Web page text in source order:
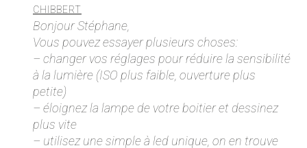
CHIBBERT
Bonjour Stéphane,
Vous pouvez essayer plusieurs choses:
– changer vos réglages pour réduire la sensibilité
à la lumière (ISO plus faible, ouverture plus
petite)
– éloignez la lampe de votre boitier et dessinez
plus vite
– utilisez une simple à led unique, on en trouve